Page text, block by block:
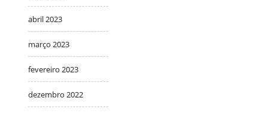
abril 2023
março 2023
fevereiro 2023
dezembro 2022